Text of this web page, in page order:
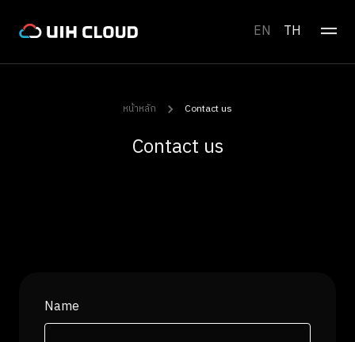
EN TH
หน้าหลัก Contact us
Contact us
Name